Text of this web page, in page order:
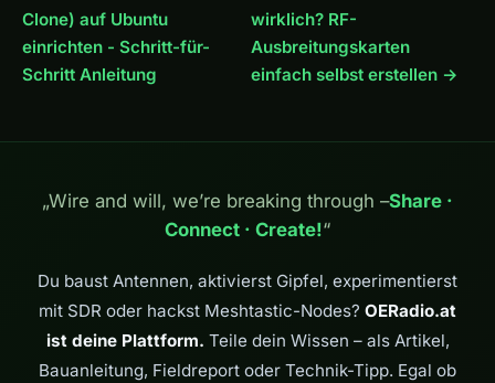
Clone) auf Ubuntu
einrichten - Schritt-für-
Schritt Anleitung
wirklich? RF-
Ausbreitungskarten
einfach selbst erstellen →
„Wire and will, we’re breaking through –Share ·
Connect · Create!“
Du baust Antennen, aktivierst Gipfel, experimentierst
mit SDR oder hackst Meshtastic-Nodes? OERadio.at
ist deine Plattform. Teile dein Wissen – als Artikel,
Bauanleitung, Fieldreport oder Technik-Tipp. Egal ob